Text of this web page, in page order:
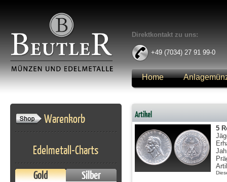
Direktkontakt zu uns:
+49 (7034) 27 91 99-0
Home
Warenkorb
Edelmetall-Charts
Gold Silber
Artikel
5